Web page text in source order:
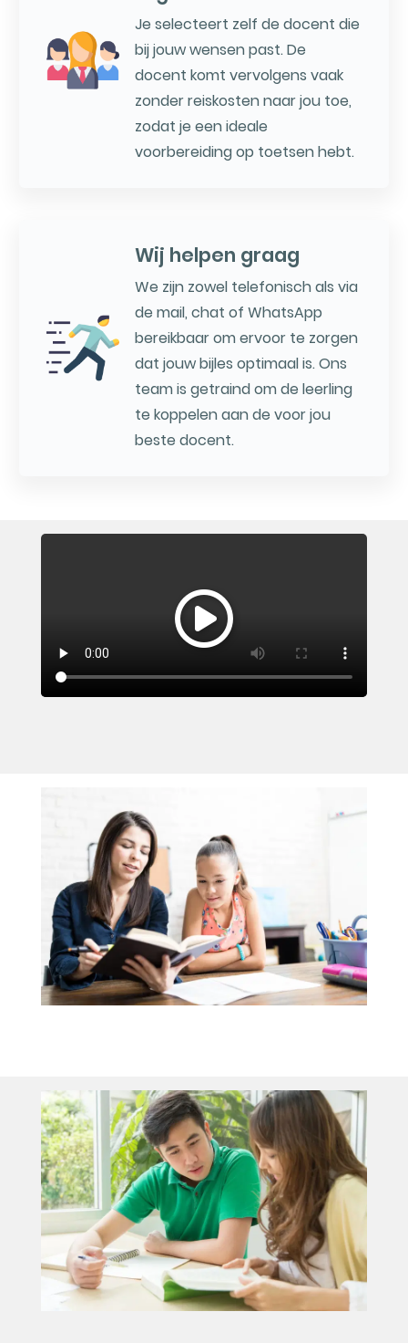
Je selecteert zelf de docent die
bij jouw wensen past. De
docent komt vervolgens vaak
zonder reiskosten naar jou toe,
zodat je een ideale
voorbereiding op toetsen hebt.
Wij helpen graag
We zijn zowel telefonisch als via
de mail, chat of WhatsApp
bereikbaar om ervoor te zorgen
dat jouw bijles optimaal is. Ons
team is getraind om de leerling
te koppelen aan de voor jou
beste docent.